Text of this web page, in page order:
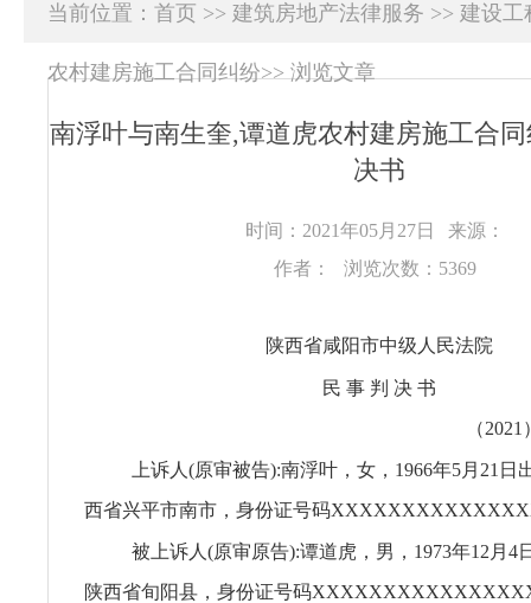
当前位置： 首页 >> 建筑房地产法律服务 >> 建设工
农村建房施工合同纠纷>>浏览文章
南浮叶与南生奎,谭道虎农村建房施工合
决书
时间：2021年05月27日
来源：
作者：
浏览次数：5369
陕西省咸阳市中级人民法院
民 事 判 决 书
（
上诉人(原审被告):南浮叶，女，1966年5月21日
西省兴平市南市，身份证号码
被上诉人(原审原告):谭道虎，男，1973年12月4
陕西省旬阳县，身份证号码